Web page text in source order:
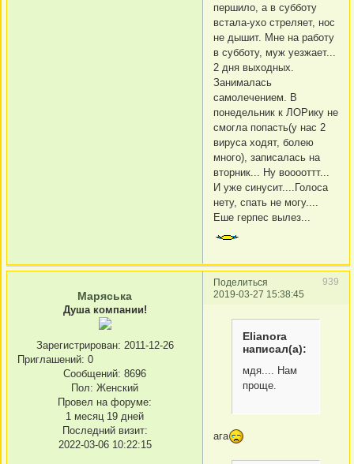
першило, а в субботу
встала-ухо стреляет, нос
не дышит. Мне на работу
в субботу, муж уезжает...
2 дня выходных.
Занималась
самолечением. В
понедельник к ЛОРику не
смогла попасть(у нас 2
вируса ходят, болею
много), записалась на
вторник... Ну вооооттт...
И уже синусит....Голоса
нету, спать не могу....
Еше герпес вылез...
Поделиться
939
2019-03-27 15:38:45
Маряська
Душа компании!
Зарегистрирован: 2011-12-26
Приглашений: 0
Сообщений: 8696
Пол: Женский
Провел на форуме:
1 месяц 19 дней
Последний визит:
2022-03-06 10:22:15
Elianora
написал(а):
мдя.... Нам
проще.
ага